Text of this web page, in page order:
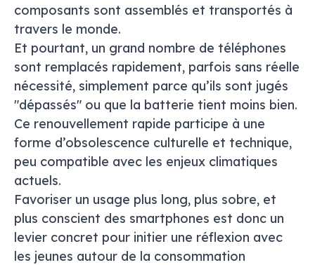
composants sont assemblés et transportés à
travers le monde.
Et pourtant, un grand nombre de téléphones
sont remplacés rapidement, parfois sans réelle
nécessité, simplement parce qu’ils sont jugés
"dépassés" ou que la batterie tient moins bien.
Ce renouvellement rapide participe à une
forme d’obsolescence culturelle et technique,
peu compatible avec les enjeux climatiques
actuels.
Favoriser un usage plus long, plus sobre, et
plus conscient des smartphones est donc un
levier concret pour initier une réflexion avec
les jeunes autour de la consommation